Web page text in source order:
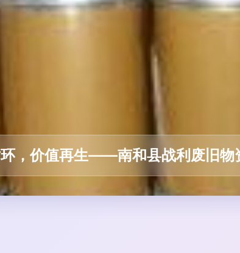
，价值再生——南和县战利废旧物